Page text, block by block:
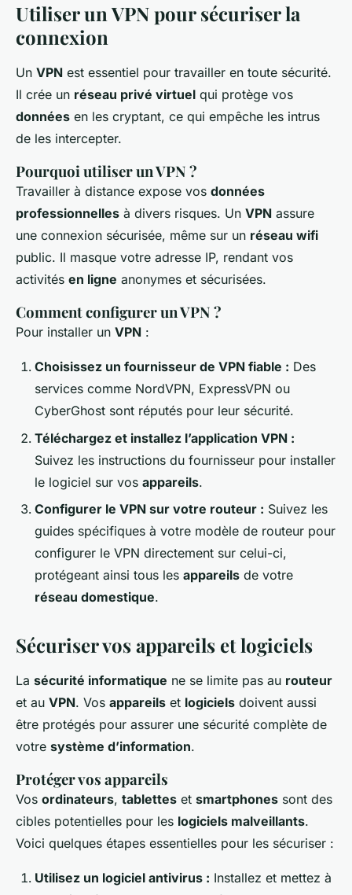
Utiliser un VPN pour sécuriser la
connexion
Un VPN est essentiel pour travailler en toute sécurité.
Il crée un réseau privé virtuel qui protège vos
données en les cryptant, ce qui empêche les intrus
de les intercepter.
Pourquoi utiliser un VPN ?
Travailler à distance expose vos données
professionnelles à divers risques. Un VPN assure
une connexion sécurisée, même sur un réseau wifi
public. Il masque votre adresse IP, rendant vos
activités en ligne anonymes et sécurisées.
Comment configurer un VPN ?
Pour installer un VPN :
Choisissez un fournisseur de VPN fiable : Des
services comme NordVPN, ExpressVPN ou
CyberGhost sont réputés pour leur sécurité.
Téléchargez et installez l’application VPN :
Suivez les instructions du fournisseur pour installer
le logiciel sur vos appareils.
Configurer le VPN sur votre routeur : Suivez les
guides spécifiques à votre modèle de routeur pour
configurer le VPN directement sur celui-ci,
protégeant ainsi tous les appareils de votre
réseau domestique.
Sécuriser vos appareils et logiciels
La sécurité informatique ne se limite pas au routeur
et au VPN. Vos appareils et logiciels doivent aussi
être protégés pour assurer une sécurité complète de
votre système d’information.
Protéger vos appareils
Vos ordinateurs, tablettes et smartphones sont des
cibles potentielles pour les logiciels malveillants.
Voici quelques étapes essentielles pour les sécuriser :
Utilisez un logiciel antivirus : Installez et mettez à